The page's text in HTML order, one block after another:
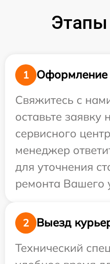
1
Оформление
Свяжитесь с
оставьте заявку
сервисного
менеджер
для уточнения
ремонта Вашего
2
Выезд
Технический